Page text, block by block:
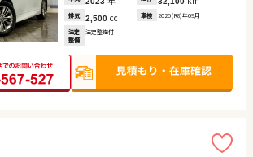
排気 2,500 cc 車検 2026(R8)年09月
法定
整備
法定整備付